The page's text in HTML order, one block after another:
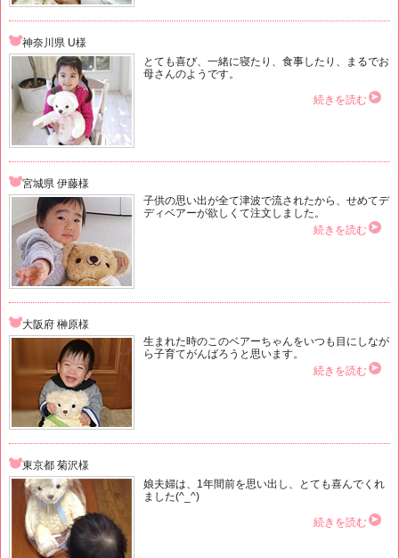
神奈川県 U様
とても喜び、一緒に寝たり、食事したり、まるでお
母さんのようです。
続きを読む
宮城県 伊藤様
子供の思い出が全て津波で流されたから、せめてデ
ディベアーが欲しくて注文しました。
続きを読む
大阪府 榊原様
生まれた時のこのベアーちゃんをいつも目にしなが
ら子育てがんばろうと思います。
続きを読む
東京都 菊沢様
娘夫婦は、1年間前を思い出し、とても喜んでくれ
ました(^_^)
続きを読む